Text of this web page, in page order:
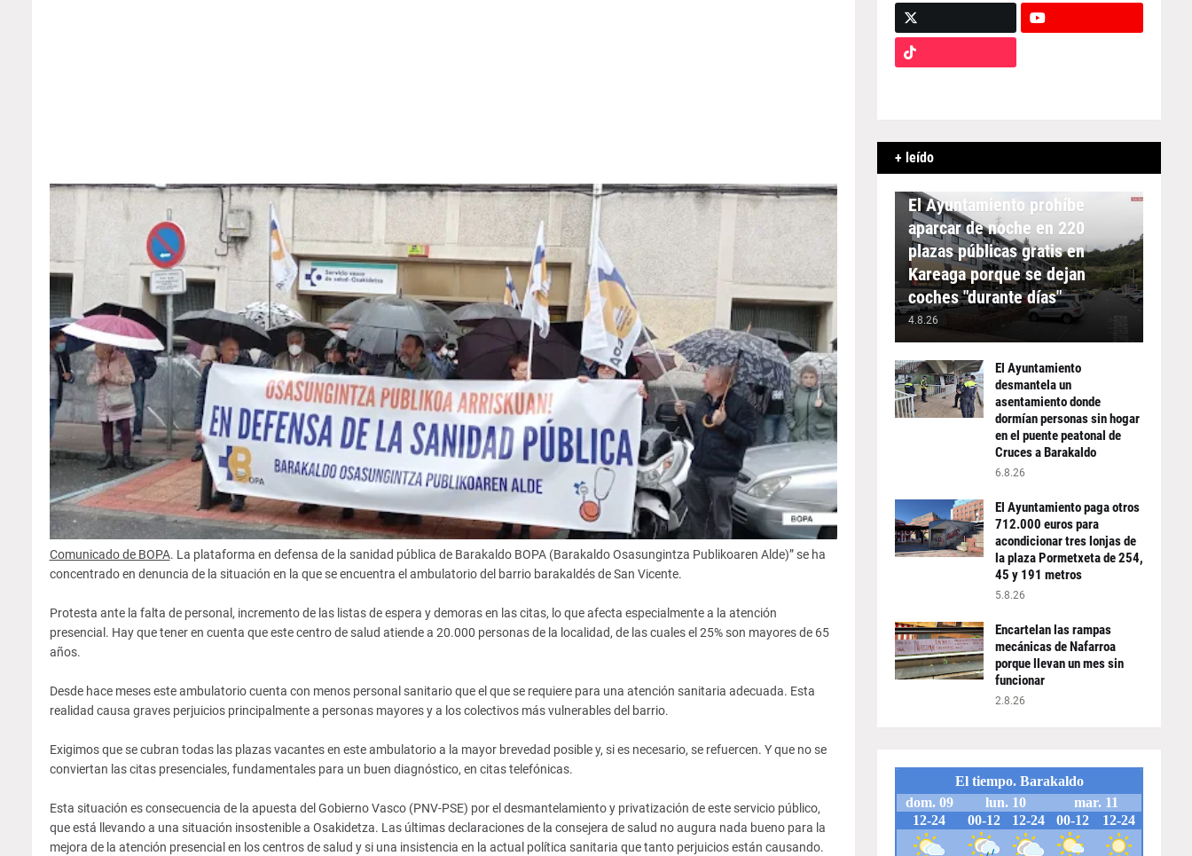
Comunicado de BOPA. La plataforma en defensa de la sanidad pública de Barakaldo BOPA (Barakaldo Osasungintza Publikoaren Alde)” se ha
concentrado en denuncia de la situación en la que se encuentra el ambulatorio del barrio barakaldés de San Vicente.
Protesta ante la falta de personal, incremento de las listas de espera y demoras en las citas, lo que afecta especialmente a la atención
presencial. Hay que tener en cuenta que este centro de salud atiende a 20.000 personas de la localidad, de las cuales el 25% son mayores de 65
años.
Desde hace meses este ambulatorio cuenta con menos personal sanitario que el que se requiere para una atención sanitaria adecuada. Esta
realidad causa graves perjuicios principalmente a personas mayores y a los colectivos más vulnerables del barrio.
Exigimos que se cubran todas las plazas vacantes en este ambulatorio a la mayor brevedad posible y, si es necesario, se refuercen. Y que no se
conviertan las citas presenciales, fundamentales para un buen diagnóstico, en citas telefónicas.
Esta situación es consecuencia de la apuesta del Gobierno Vasco (PNV-PSE) por el desmantelamiento y privatización de este servicio público,
que está llevando a una situación insostenible a Osakidetza. Las últimas declaraciones de la consejera de salud no augura nada bueno para la
mejora de la atención presencial en los centros de salud y si una insistencia en la actual política sanitaria que tanto perjuicios están causando.
+ leído
APARCAMIENTO
El Ayuntamiento prohíbe
aparcar de noche en 220
plazas públicas gratis en
Kareaga porque se dejan
coches "durante días"
4.8.26
El Ayuntamiento
desmantela un
asentamiento donde
dormían personas sin hogar
en el puente peatonal de
Cruces a Barakaldo
6.8.26
El Ayuntamiento paga otros
712.000 euros para
acondicionar tres lonjas de
la plaza Pormetxeta de 254,
45 y 191 metros
5.8.26
Encartelan las rampas
mecánicas de Nafarroa
porque llevan un mes sin
funcionar
2.8.26